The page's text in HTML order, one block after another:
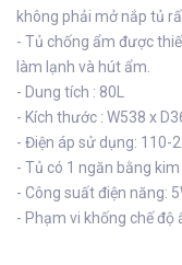
không phải mở nắp tủ
- Tủ chống ẩm được
làm lạnh và hút ẩm.
- Dung tích : 80L
- Kích thước : W538 x
- Điện áp sử dụng: 110-
- Tủ có 1 ngăn bằng
- Công suất điện năng:
- Phạm vi khống chế độ